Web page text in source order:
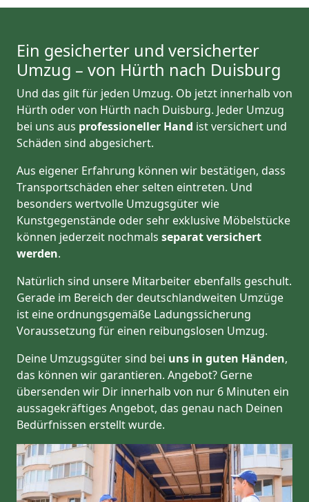
Ein gesicherter und versicherter
Umzug – von Hürth nach Duisburg
Und das gilt für jeden Umzug. Ob jetzt innerhalb von
Hürth oder von Hürth nach Duisburg. Jeder Umzug
bei uns aus professioneller Hand ist versichert und
Schäden sind abgesichert.
Aus eigener Erfahrung können wir bestätigen, dass
Transportschäden eher selten eintreten. Und
besonders wertvolle Umzugsgüter wie
Kunstgegenstände oder sehr exklusive Möbelstücke
können jederzeit nochmals separat versichert
werden.
Natürlich sind unsere Mitarbeiter ebenfalls geschult.
Gerade im Bereich der deutschlandweiten Umzüge
ist eine ordnungsgemäße Ladungssicherung
Voraussetzung für einen reibungslosen Umzug.
Deine Umzugsgüter sind bei uns in guten Händen,
das können wir garantieren. Angebot? Gerne
übersenden wir Dir innerhalb von nur 6 Minuten ein
aussagekräftiges Angebot, das genau nach Deinen
Bedürfnissen erstellt wurde.